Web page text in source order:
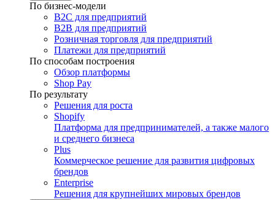
По бизнес-модели
B2C для предприятий
B2B для предприятий
Розничная торговля для предприятий
Платежи для предприятий
По способам построения
Обзор платформы
Shop Pay
По результату
Решения для роста
Shopify
Платформа для предпринимателей, а также малого
и среднего бизнеса
Plus
Коммерческое решение для развития цифровых
брендов
Enterprise
Решения для крупнейших мировых брендов